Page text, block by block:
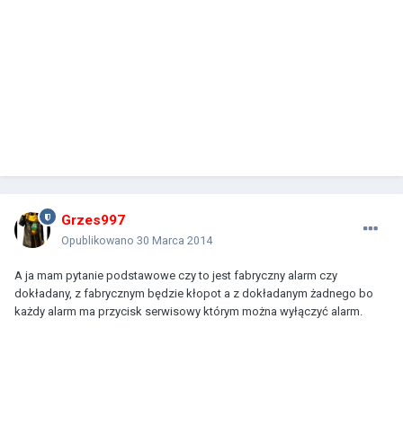
Grzes997
Opublikowano 30 Marca 2014
A ja mam pytanie podstawowe czy to jest fabryczny alarm czy
dokładany, z fabrycznym będzie kłopot a z dokładanym żadnego bo
każdy alarm ma przycisk serwisowy którym można wyłączyć alarm.